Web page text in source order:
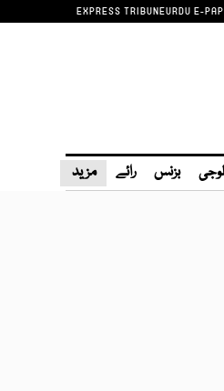
EXPRESS TRIBUNEURDU E-
بزنس رائے مزید